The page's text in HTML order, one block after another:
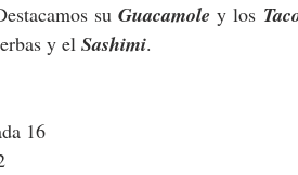
su Guacamole y los
y el Sashimi.
16